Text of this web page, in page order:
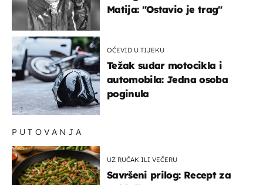
Matija: "Ostavio je trag"
OČEVID U TIJEKU
Težak sudar motocikla i
automobila: Jedna osoba
poginula
PUTOVANJA
UZ RUČAK ILI VEČERU
Savršeni prilog: Recept za